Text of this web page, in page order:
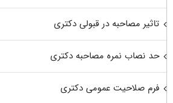
تاثیر مصاحبه در قبولی دکتری
حد نصاب نمره مصاحبه دکتری
فرم صلاحیت عمومی دکتری